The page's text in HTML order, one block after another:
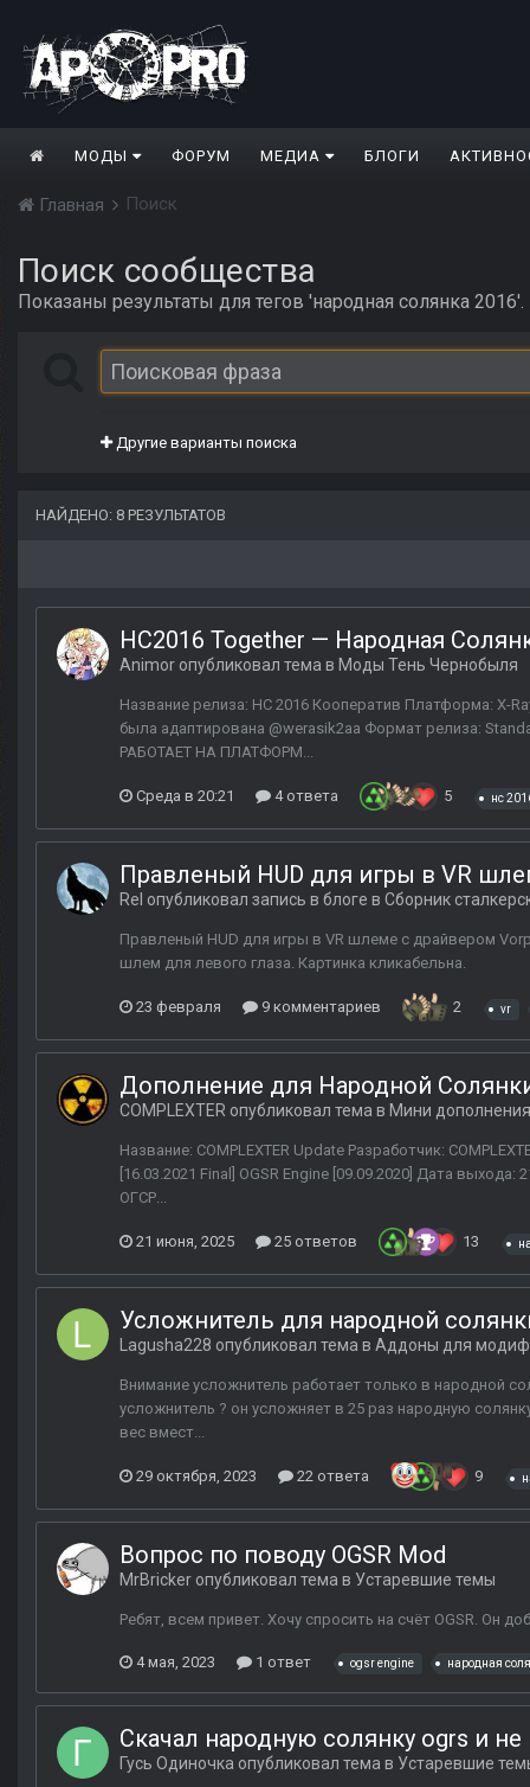
МОДЫ ФОРУМ МЕДИА БЛОГИ
Главная Поиск
Поиск сообщества
Показаны результаты для тегов 'народная солянка 2016'.
Другие варианты поиска
НАЙДЕНО: 8 РЕЗУЛЬТАТОВ
НС2016 Together — Народная
Animor опубликовал тема в Моды Тень Чернобыля
Название релиза: НС 2016 Кооператив Платформа: X-
была адаптирована @werasik2aa Формат релиза:
РАБОТАЕТ НА ПЛАТФОРМ...
Среда в 20:21 4 ответа 5 нс
Правленый HUD для игры в VR
Rel опубликовал запись в блоге в Сборник
Правленый HUD для игры в VR шлеме с драйвером
шлем для левого глаза. Картинка кликабельна.
23 февраля 9 комментариев 2 vr
Дополнение для Народной Солянки
COMPLEXTER опубликовал тема в Мини дополнения
Название: COMPLEXTER Update Разработчик:
[16.03.2021 Final] OGSR Engine [09.09.2020] Дата
ОГСР...
21 июня, 2025 25 ответов 13
Усложнитель для народной
Lagusha228 опубликовал тема в Аддоны для
Внимание усложнитель работает только в народной
усложнитель ? он усложняет в 25 раз народную
вес вмест...
29 октября, 2023 22 ответа 9
Вопрос по поводу OGSR Mod
MrBricker опубликовал тема в Устаревшие темы
Ребят, всем привет. Хочу спросить на счёт OGSR. Он
4 мая, 2023 1 ответ ogsr engine народная
Скачал народную солянку ogrs и
Гусь Одиночка опубликовал тема в Устаревшие